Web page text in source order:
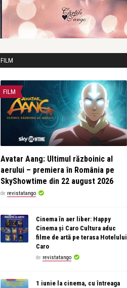
FILM
FILM
Avatar Aang: Ultimul războinic al
aerului – premiera în România pe
SkyShowtime din 22 august 2026
de revistatango
Cinema în aer liber: Happy
Cinema și Caro Cultura aduc
filme de artă pe terasa Hotelului
Caro
de revistatango
1 iunie la cinema, cu întreaga